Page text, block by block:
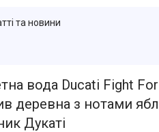
та новини
вода Ducati Fight
деревна з нотами
Дукаті